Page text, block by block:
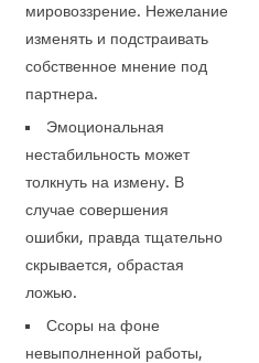
мировоззрение. Нежелание
изменять и подстраивать
собственное мнение под
партнера.
Эмоциональная
нестабильность может
толкнуть на измену. В
случае совершения
ошибки, правда тщательно
скрывается, обрастая
ложью.
Ссоры на фоне
невыполненной работы,